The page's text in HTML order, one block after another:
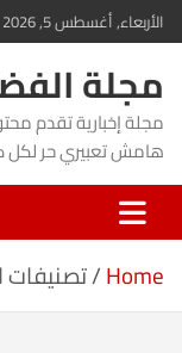
Skip
to
content
الأربعاء, أغسطس 5, 2026
مجلة
مجلة إخبارية تقدم
هامش تعبيري حر لكل
Home تصنيفات